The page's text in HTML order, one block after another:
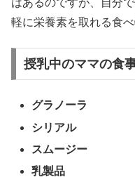
軽に栄養素を取れる食
授乳中のママの食
グラノーラ
シリアル
スムージー
乳製品